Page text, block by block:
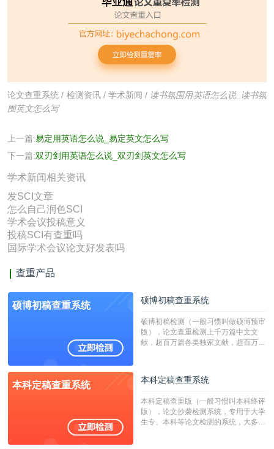
论文查重系统 / 检测资讯/ 学术新闻 / 读书氛围用英语怎么说_读书氛
围英文怎么写
上一篇:易定用英语怎么说_易定英文怎么写
下一篇:双刃剑用英语怎么说_双刃剑英文怎么写
学术新闻相关资讯
发SCI文章
怎么自己润色SCI
学术会议投稿意义
投稿SCI有查重吗
国际学术会议论文好发表吗
查重产品
硕博初稿查重系统 硕博初稿查重系统
硕博初稿检测（一般习惯叫做硕博预审
版），论文查重检测上千万篇中文文
献，超百万篇各类独家文献，超百万港
校用来检测硕博论文的系统，检测范围
广，数据来源真实，检测算法合理!本
字符数30万）
本科定稿查重系统 本科定稿查重系统
本科定稿查重版（一般习惯叫本科终评
版），论文抄袭检测系统，专用于大学
生专、本科等论文检测的系统，大多数